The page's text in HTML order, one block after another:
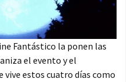
Fantástico la ponen las
el evento y el
vive estos cuatro días como